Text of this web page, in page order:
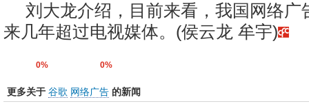
刘大龙介绍，目前来看，我国网络广
来几年超过电视媒体。(侯云龙 牟宇)
0% 0%
更多关于 谷歌 网络广告 的新闻